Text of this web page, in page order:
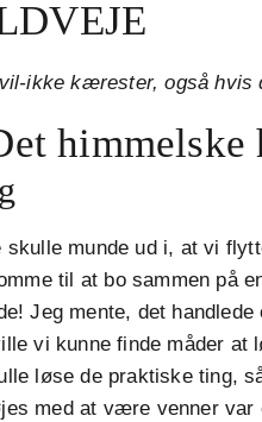
ikke kærester, også hvis
himmelske
munde ud i, at vi
til at bo sammen på
Jeg mente, det
vi kunne finde måder at
løse de praktiske ting,
med at være venner var